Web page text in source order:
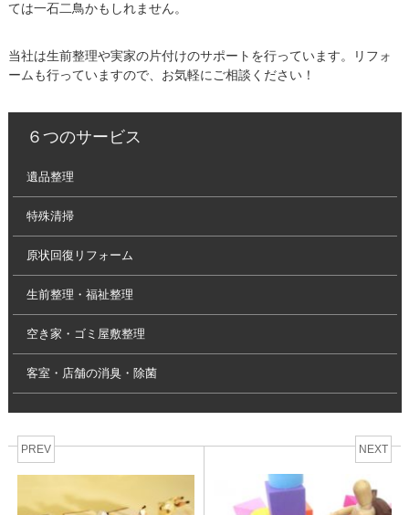
ては一石二鳥かもしれません。
当社は生前整理や実家の片付けのサポートを行っています。リフォ
ームも行っていますので、お気軽にご相談ください！
６つのサービス
遺品整理
特殊清掃
原状回復リフォーム
生前整理・福祉整理
空き家・ゴミ屋敷整理
客室・店舗の消臭・除菌
PREV NEXT